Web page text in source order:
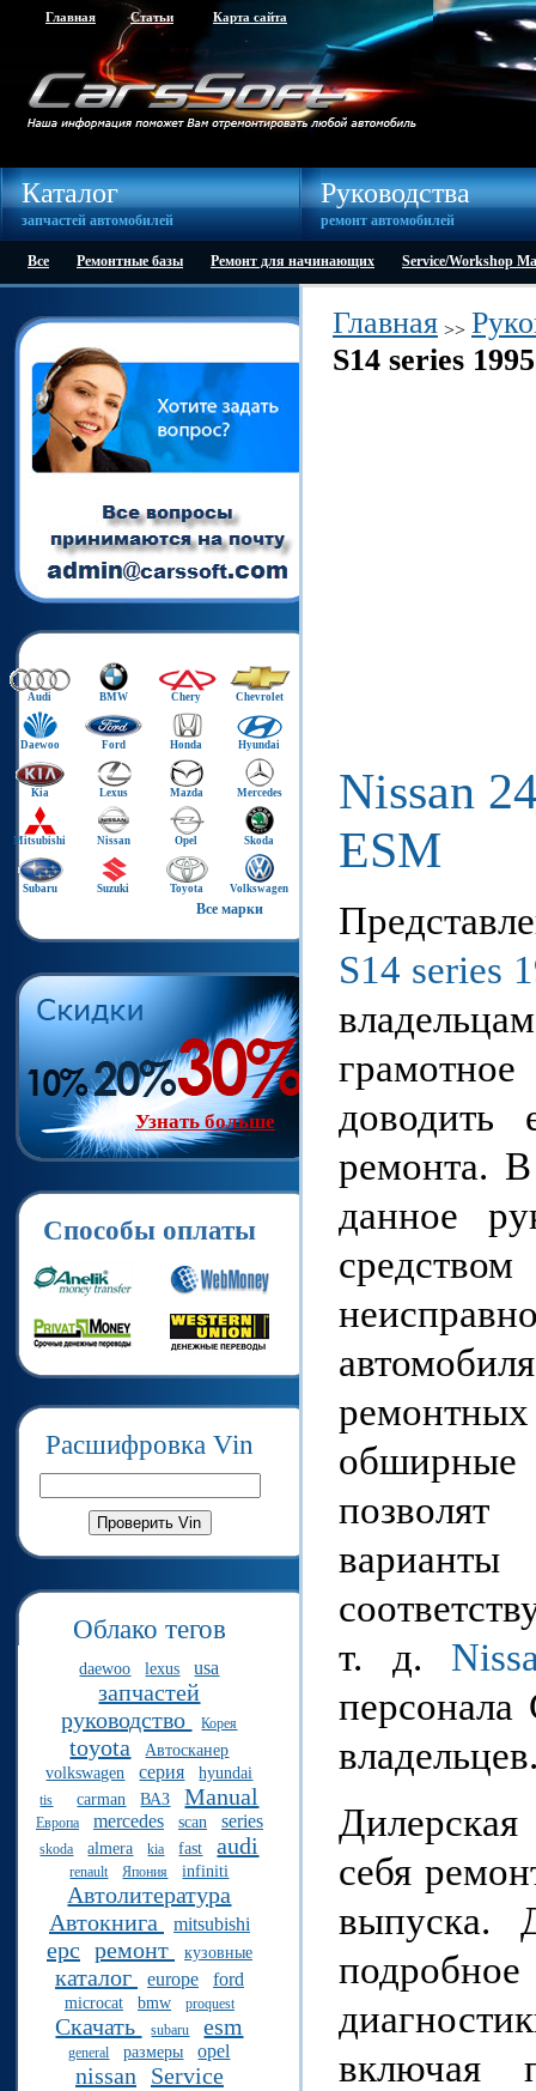
Главная Статьи Карта сайта
Каталог
запчастей автомобилей
Руководства
ремонт автомобилей
Все Ремонтные базы Ремонт для начинающих Service/Workshop
Audi BMW Chery Chevrolet
Daewoo Ford Honda Hyundai
Kia Lexus Mazda Mercedes
Mitsubishi Nissan Opel Skoda
Subaru Suzuki Toyota Volkswagen
Все марки
Узнать больше
Способы оплаты
Расшифровка Vin
Облако тегов
daewoo lexus usa
запчастей
руководство
Корея
toyota
Автосканер
volkswagen
серия hyundai
tis carman ВАЗ Manual
Европа mercedes scan series
skoda almera kia fast audi
renault Япония infiniti
Автолитература
Автокнига
mitsubishi
epc ремонт кузовные
каталог europe ford
microcat bmw proquest
Скачать subaru esm
general размеры opel
nissan Service
Главная >>
S14 series
Nissan
ESM
S14 series
доводить
ремонта.
данное
т. д.
себя
выпуска.
включая